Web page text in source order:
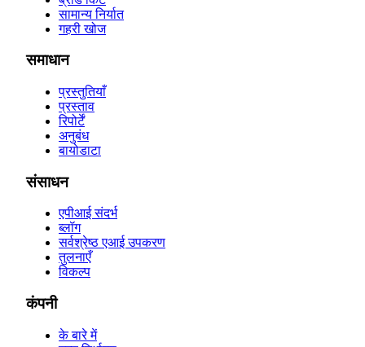
सामान्य निर्यात
गहरी खोज
समाधान
प्रस्तुतियाँ
प्रस्ताव
रिपोर्टें
अनुबंध
बायोडाटा
संसाधन
एपीआई संदर्भ
ब्लॉग
सर्वश्रेष्ठ एआई उपकरण
तुलनाएँ
विकल्प
कंपनी
के बारे में